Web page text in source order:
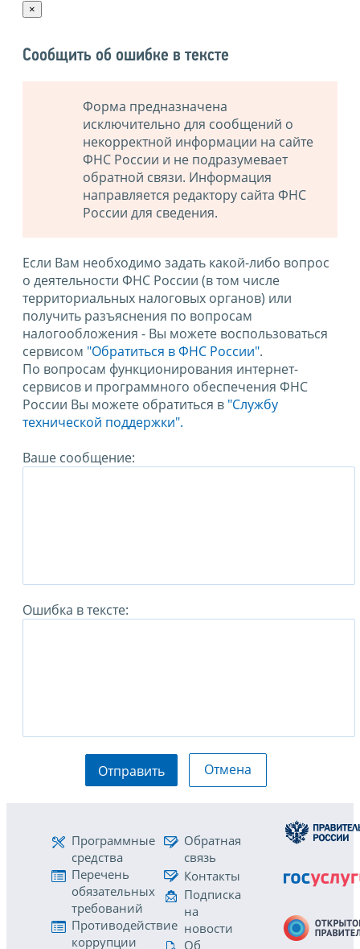
×
Сообщить об ошибке в тексте
Форма предназначена
исключительно для сообщений о
некорректной информации на сайте
ФНС России и не подразумевает
обратной связи. Информация
направляется редактору сайта ФНС
России для сведения.
Если Вам необходимо задать какой-либо вопрос
о деятельности ФНС России (в том числе
территориальных налоговых органов) или
получить разъяснения по вопросам
налогообложения - Вы можете воспользоваться
сервисом "Обратиться в ФНС России".
По вопросам функционирования интернет-
сервисов и программного обеспечения ФНС
России Вы можете обратиться в "Службу
технической поддержки".
Ваше сообщение:
Ошибка в тексте:
Отправить Отмена
Программные
средства
Перечень
обязательных
требований
Противодействие
коррупции
Обратная
связь
Контакты
Подписка
на
новости
Об